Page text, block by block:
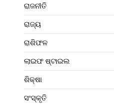
ରାଜନୀତି
ରାଜ୍ୟ
ରାଶିଫଳ
ଲାଇଫ ଷ୍ଟାଇଲ
ଶିକ୍ଷା
ସଂସ୍କୃତି